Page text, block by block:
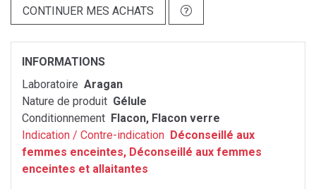
CONTINUER MES ACHATS
INFORMATIONS
Laboratoire Aragan
Nature de produit Gélule
Conditionnement Flacon, Flacon verre
Indication / Contre-indication Déconseillé aux
femmes enceintes, Déconseillé aux femmes
enceintes et allaitantes